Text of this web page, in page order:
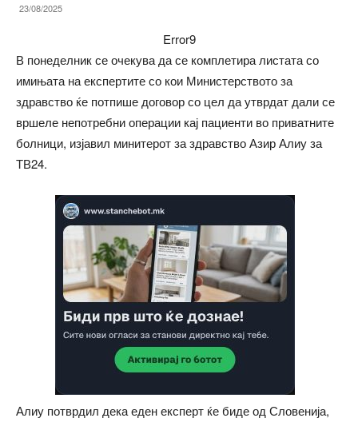
23/08/2025
Error9
В понеделник се очекува да се комплетира листата со
имињата на експертите со кои Министерството за
здравство ќе потпише договор со цел да утврдат дали се
вршеле непотребни операции кај пациенти во приватните
болници, изјавил минитерот за здравство Азир Алиу за
ТВ24.
Алиу потврдил дека еден експерт ќе биде од Словенија,